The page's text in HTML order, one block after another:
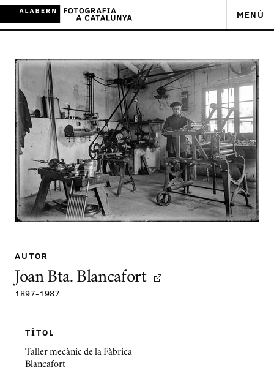
MENÚ
AUTOR
Joan Bta. Blancafort
1897-1987
TÍTOL
Taller mecànic de la Fàbrica
Blancafort